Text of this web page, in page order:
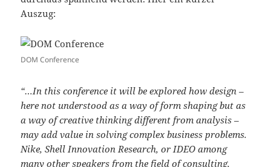
Auszug:
DOM Conference
“…In this conference it will be explored how design –
here not understood as a way of form shaping but as
a way of creative thinking different from analysis –
may add value in solving complex business problems.
Nike, Shell Innovation Research, or IDEO among
many other speakers from the field of consulting,